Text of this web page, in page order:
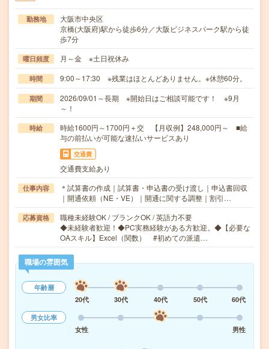
勤務地
大阪市中央区
京橋(大阪府)駅から徒歩6分／大阪ビジネスパーク駅から徒
歩7分
曜日頻度 月～金 ※土日祝休み
時間 9:00～17:30 ※残業はほとんどありません。※休憩60分。
期間
2026/09/01～長期 ※開始日はご相談可能です！ ※9月
～！
時給
時給1600円～1700円＋交 【月収例】248,000円～ ■給
与の前払いが可能な速払いサービスあり
交通費
交通費支給あり
仕事内容
＊試算書の作成｜試算書・申込書の受け渡し｜申込書回収
｜開通依頼（NE・VE）｜開通に関する調整｜割引…
応募資格
職種未経験OK / ブランクOK / 英語力不要
◆未経験者歓迎！◆PC実務経験がある方歓迎。◆【必要な
OAスキル】Excel（関数） #初めての派遣…
職場の雰囲気
年齢層
20代
30代 40代 50代
60代
男女比率
女性
男性